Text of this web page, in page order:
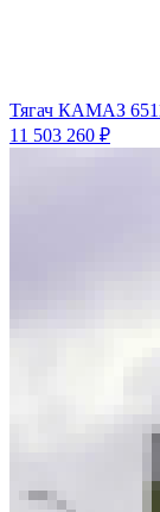
Тягач КАМАЗ
11 503 260 ₽